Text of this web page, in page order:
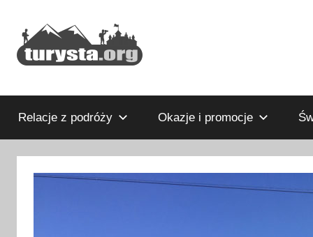
treści
Turysta.org
blog
podróżniczy
turystyczny
Relacje z podróży Okazje i promocje